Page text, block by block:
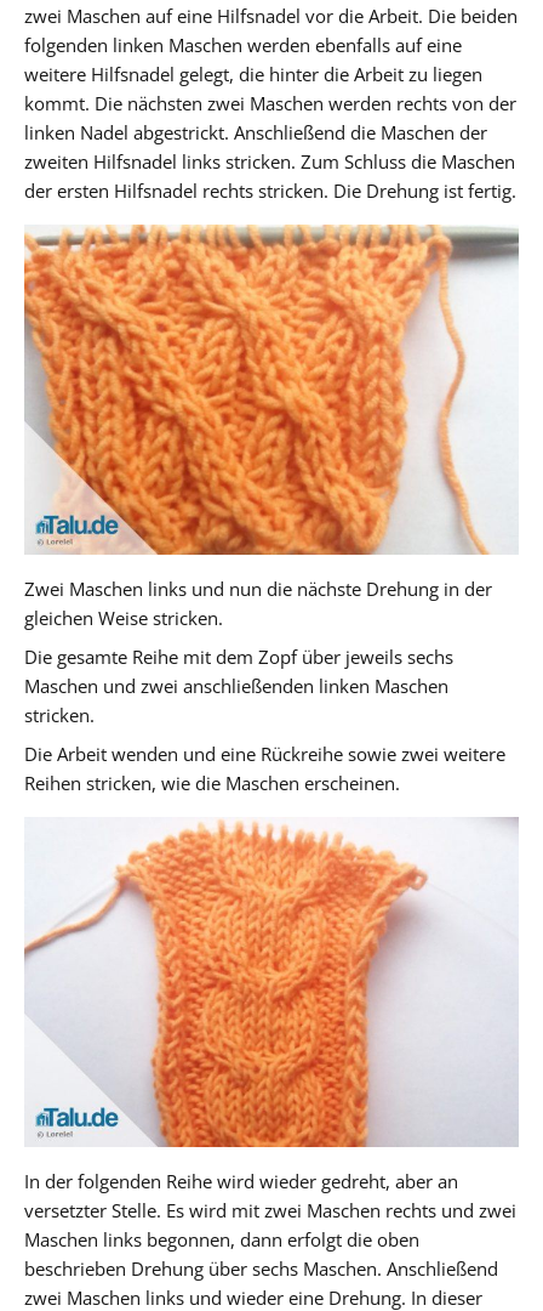
zwei Maschen auf eine Hilfsnadel vor die Arbeit. Die beiden
folgenden linken Maschen werden ebenfalls auf eine
weitere Hilfsnadel gelegt, die hinter die Arbeit zu liegen
kommt. Die nächsten zwei Maschen werden rechts von der
linken Nadel abgestrickt. Anschließend die Maschen der
zweiten Hilfsnadel links stricken. Zum Schluss die Maschen
der ersten Hilfsnadel rechts stricken. Die Drehung ist fertig.
Zwei Maschen links und nun die nächste Drehung in der
gleichen Weise stricken.
Die gesamte Reihe mit dem Zopf über jeweils sechs
Maschen und zwei anschließenden linken Maschen
stricken.
Die Arbeit wenden und eine Rückreihe sowie zwei weitere
Reihen stricken, wie die Maschen erscheinen.
In der folgenden Reihe wird wieder gedreht, aber an
versetzter Stelle. Es wird mit zwei Maschen rechts und zwei
Maschen links begonnen, dann erfolgt die oben
beschrieben Drehung über sechs Maschen. Anschließend
zwei Maschen links und wieder eine Drehung. In dieser